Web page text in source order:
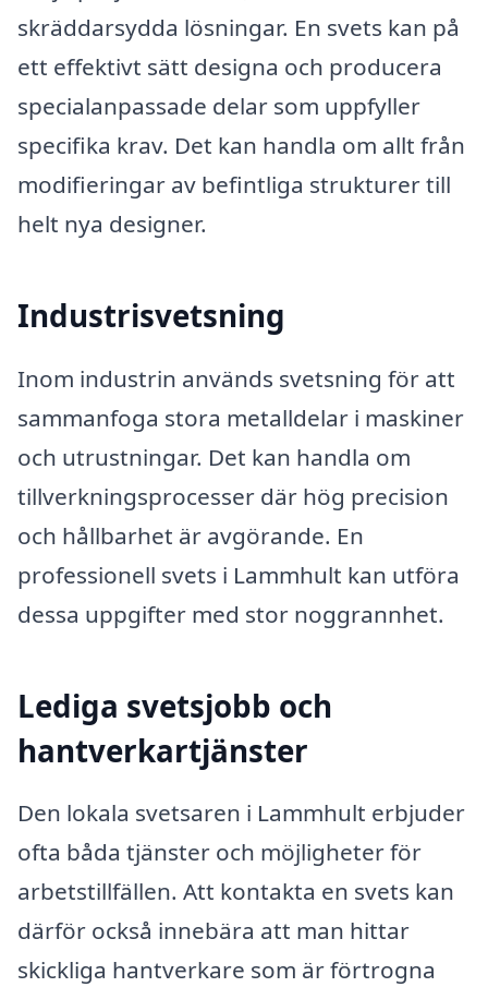
skräddarsydda lösningar. En svets kan på
ett effektivt sätt designa och producera
specialanpassade delar som uppfyller
specifika krav. Det kan handla om allt från
modifieringar av befintliga strukturer till
helt nya designer.
Industrisvetsning
Inom industrin används svetsning för att
sammanfoga stora metalldelar i maskiner
och utrustningar. Det kan handla om
tillverkningsprocesser där hög precision
och hållbarhet är avgörande. En
professionell svets i Lammhult kan utföra
dessa uppgifter med stor noggrannhet.
Lediga svetsjobb och
hantverkartjänster
Den lokala svetsaren i Lammhult erbjuder
ofta båda tjänster och möjligheter för
arbetstillfällen. Att kontakta en svets kan
därför också innebära att man hittar
skickliga hantverkare som är förtrogna